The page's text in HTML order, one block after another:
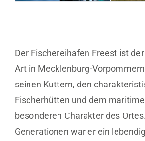
Der Fischereihafen Freest ist
Art in Mecklenburg-
seinen Kuttern, den
Fischerhütten und dem
besonderen Charakter des
Generationen war er ein